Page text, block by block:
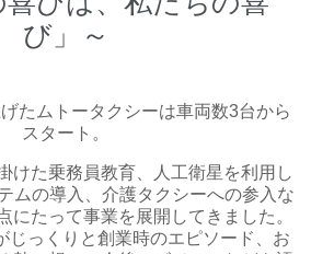
び」～
たムトータクシーは車両数3台から
スタート。
けた乗務員教育、人工衛星を利用し
ムの導入、介護タクシーへの参入な
にたって事業を展開してきました。
じっくりと創業時のエピソード、お